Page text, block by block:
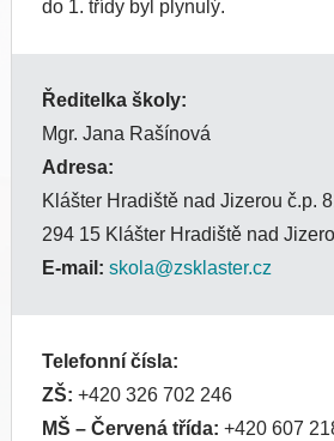
do 1. třídy byl plynulý.
Ředitelka školy:
Mgr. Jana Rašínová
Adresa:
Klášter Hradiště nad Jizerou č.p.
294 15 Klášter Hradiště nad
E-mail: skola@zsklaster.cz
Telefonní čísla:
ZŠ: +420 326 702 246
MŠ – Červená třída: +420 607